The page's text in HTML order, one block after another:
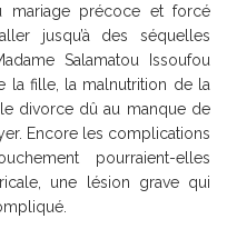
mariage précoce et forcé
jusqu’à des séquelles
Salamatou Issoufou
la fille, la malnutrition de la
divorce dû au manque de
Encore les complications
pourraient-elles
une lésion grave qui